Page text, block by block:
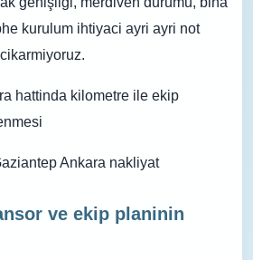
kurulum ihtiyaci ayri ayri not
hattinda kilometre ile ekip
Ankara nakliyat
ve ekip planinin